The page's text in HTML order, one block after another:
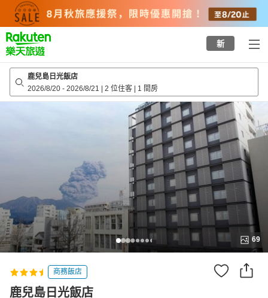
top
page
新
鹿兒島日光飯店
2026/8/20 - 2026/8/21 | 2 位住客 | 1 間房
69
商務飯店
鹿兒島日光飯店